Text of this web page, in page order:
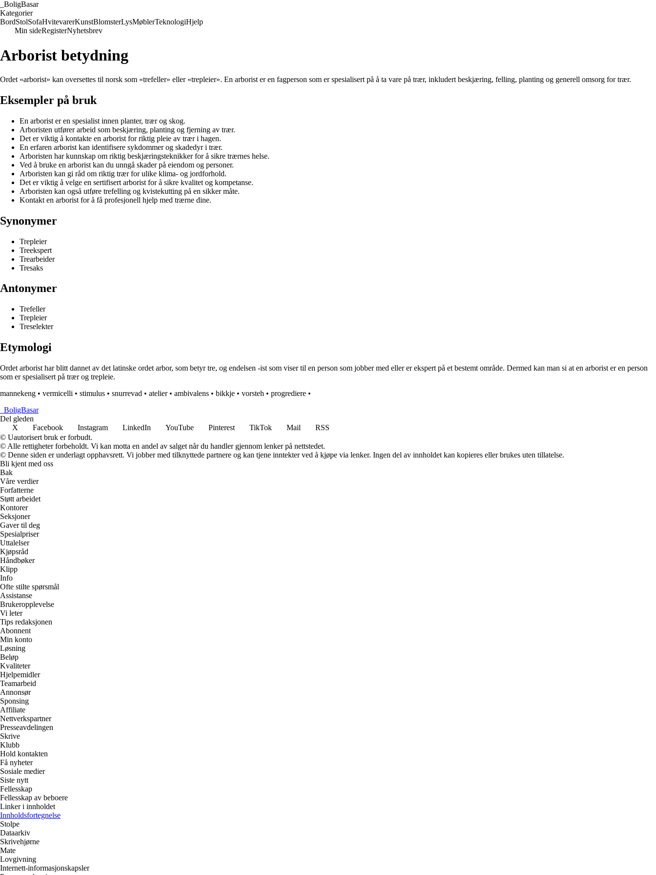
BoligBasar
Kategorier
BordStolSofaHvitevarerKunstBlomsterLysMøblerTeknologiHjelp
Min sideRegisterNyhetsbrev
Arborist betydning
Ordet «arborist» kan oversettes til norsk som «trefeller» eller «trepleier». En arborist er en fagperson som er spesialisert på å ta vare på trær, inkludert beskjæring, felling, planting og generell omsorg for trær.
Eksempler på bruk
En arborist er en spesialist innen planter, trær og skog.
Arboristen utfører arbeid som beskjæring, planting og fjerning av trær.
Det er viktig å kontakte en arborist for riktig pleie av trær i hagen.
En erfaren arborist kan identifisere sykdommer og skadedyr i trær.
Arboristen har kunnskap om riktig beskjæringsteknikker for å sikre trærnes helse.
Ved å bruke en arborist kan du unngå skader på eiendom og personer.
Arboristen kan gi råd om riktig trær for ulike klima- og jordforhold.
Det er viktig å velge en sertifisert arborist for å sikre kvalitet og kompetanse.
Arboristen kan også utføre trefelling og kvistekutting på en sikker måte.
Kontakt en arborist for å få profesjonell hjelp med trærne dine.
Synonymer
Trepleier
Treekspert
Trearbeider
Tresaks
Antonymer
Trefeller
Trepleier
Treselekter
Etymologi
Ordet arborist har blitt dannet av det latinske ordet arbor, som betyr tre, og endelsen -ist som viser til en person som jobber med eller er ekspert på et bestemt område. Dermed kan man si at en arborist er en person
som er spesialisert på trær og trepleie.
mannekeng • vermicelli • stimulus • snurrevad • atelier• ambivalens • bikkje • vorsteh • progrediere •
BoligBasar
Del gleden
X
Facebook Instagram LinkedIn YouTube Pinterest TikTok Mail
RSS
© Uautorisert bruk er forbudt.
© Alle rettigheter forbeholdt. Vi kan motta en andel av salget når du handler gjennom lenker på nettstedet.
© Denne siden er underlagt opphavsrett. Vi jobber med tilknyttede partnere og kan tjene inntekter ved å kjøpe via lenker. Ingen del av innholdet kan kopieres eller brukes uten tillatelse.
Bli kjent med oss
Bak
Våre verdier
Forfatterne
Støtt arbeidet
Kontorer
Seksjoner
Gaver til deg
Spesialpriser
Uttalelser
Kjøpsråd
Håndbøker
Klipp
Info
Ofte stilte spørsmål
Assistanse
Brukeropplevelse
Vi leter
Tips redaksjonen
Abonnent
Min konto
Løsning
Beløp
Kvaliteter
Hjelpemidler
Teamarbeid
Annonsør
Sponsing
Affiliate
Nettverkspartner
Presseavdelingen
Skrive
Klubb
Hold kontakten
Få nyheter
Sosiale medier
Siste nytt
Fellesskap
Fellesskap av beboere
Linker i innholdet
Innholdsfortegnelse
Stolpe
Dataarkiv
Skrivehjørne
Mate
Lovgivning
Internett-informasjonskapsler